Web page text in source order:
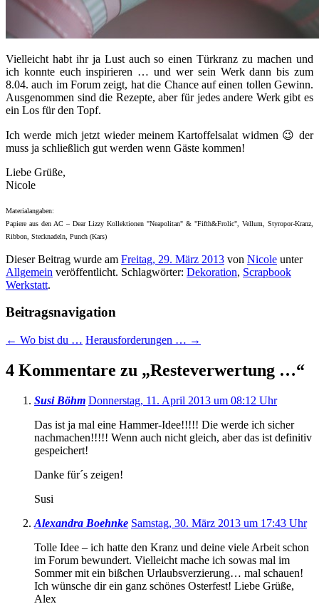
Vielleicht habt ihr ja Lust auch so einen Türkranz zu machen und
ich konnte euch inspirieren … und wer sein Werk dann bis zum
8.04. auch im Forum zeigt, hat die Chance auf einen tollen Gewinn.
Ausgenommen sind die Rezepte, aber für jedes andere Werk gibt es
ein Los für den Topf.
Ich werde mich jetzt wieder meinem Kartoffelsalat widmen 😉 der
muss ja schließlich gut werden wenn Gäste kommen!
Liebe Grüße,
Nicole
Materialangaben:
Papiere aus den AC – Dear Lizzy Kollektionen "Neapolitan" & "Fifth&Frolic", Vellum, Styropor-Kranz,
Ribbon, Stecknadeln, Punch (Kars)
Dieser Beitrag wurde am Freitag, 29. März 2013 von Nicole unter
Allgemein veröffentlicht. Schlagwörter: Dekoration, Scrapbook
Werkstatt.
Beitragsnavigation
← Wo bist du … Herausforderungen … →
4 Kommentare zu „Resteverwertung …“
Susi Böhm Donnerstag, 11. April 2013 um 08:12 Uhr
Das ist ja mal eine Hammer-Idee!!!!! Die werde ich sicher
nachmachen!!!!! Wenn auch nicht gleich, aber das ist definitiv
gespeichert!
Danke für´s zeigen!
Susi
Alexandra Boehnke Samstag, 30. März 2013 um 17:43 Uhr
Tolle Idee – ich hatte den Kranz und deine viele Arbeit schon
im Forum bewundert. Vielleicht mache ich sowas mal im
Sommer mit ein bißchen Urlaubsverzierung… mal schauen!
Ich wünsche dir ein ganz schönes Osterfest! Liebe Grüße,
Alex